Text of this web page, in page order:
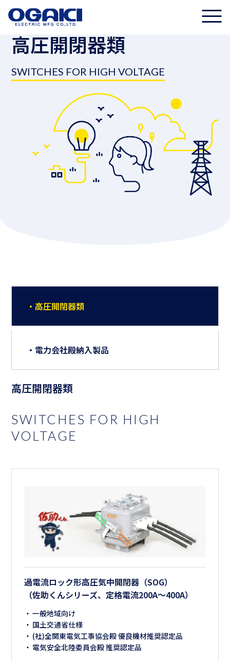
高圧開閉器類
SWITCHES FOR HIGH VOLTAGE
・高圧開閉器類
・電力会社殿納入製品
高圧開閉器類
SWITCHES FOR HIGH
VOLTAGE
過電流ロック形高圧気中開閉器（SOG）
（佐助くんシリーズ、定格電流200A～400A）
一般地域向け
国土交通省仕様
(社)全関東電気工事協会殿 優良機材推奨認定品
電気安全北陸委員会殿 推奨認定品